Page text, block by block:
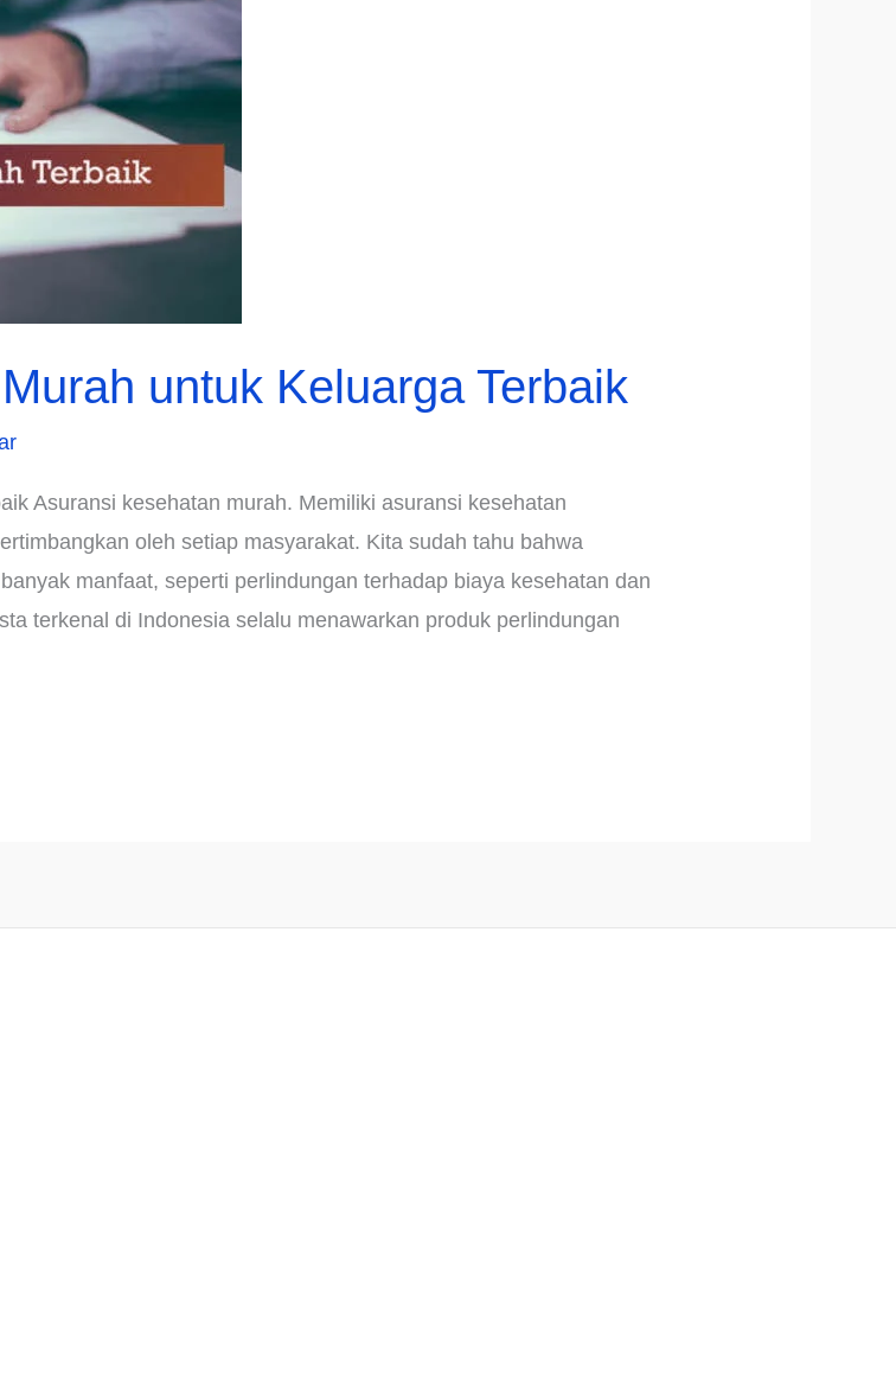
untuk Keluarga Terbaik
Asuransi kesehatan murah. Memiliki asuransi kesehatan
oleh setiap masyarakat. Kita sudah tahu bahwa
manfaat, seperti perlindungan terhadap biaya kesehatan dan
terkenal di Indonesia selalu menawarkan produk perlindungan